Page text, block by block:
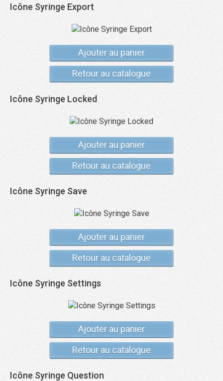
Icône Syringe Export
Ajouter au panier
Retour au catalogue
Icône Syringe Locked
Ajouter au panier
Retour au catalogue
Icône Syringe Save
Ajouter au panier
Retour au catalogue
Icône Syringe Settings
Ajouter au panier
Retour au catalogue
Icône Syringe Question